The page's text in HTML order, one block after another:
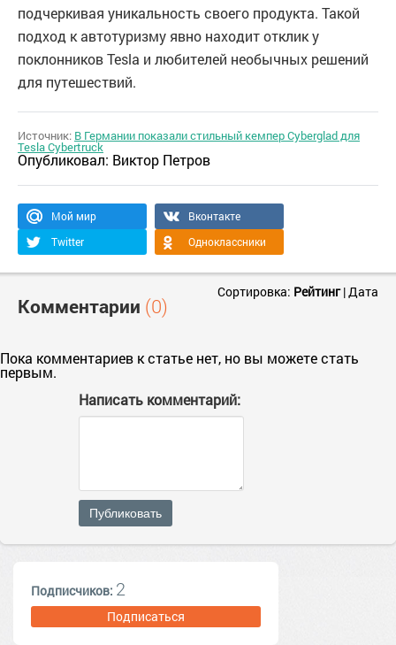
подчеркивая уникальность своего продукта. Такой
подход к автотуризму явно находит отклик у
поклонников Tesla и любителей необычных решений
для путешествий.
Источник: В Германии показали стильный кемпер Cyberglad для
Tesla Cybertruck
Опубликовал: Виктор Петров
Мой мир
Вконтакте
Twitter
Одноклассники
Комментарии (0)
Сортировка: Рейтинг|Дата
Пока комментариев к статье нет, но вы можете стать
первым.
Написать комментарий:
Публиковать
Подписчиков: 2
Подписаться